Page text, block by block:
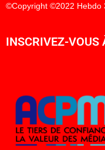
©Copyright ©2022 Hebdo
INSCRIVEZ-VOUS